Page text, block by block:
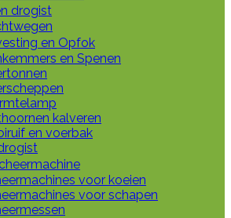
drogist
en Opfok
en Spenen
kalveren
en voerbak
voor koeien
voor schapen